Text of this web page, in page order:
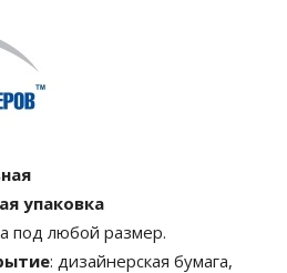
упаковка
под любой размер.
: дизайнерская бумага,